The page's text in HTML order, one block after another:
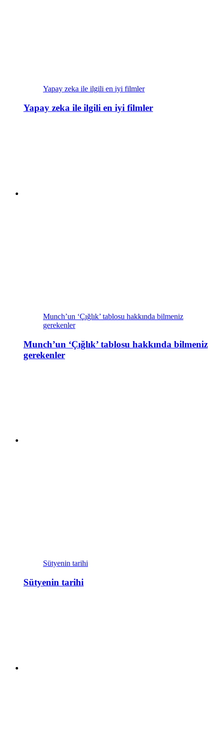
Yapay zeka ile ilgili en iyi filmler
Yapay zeka ile ilgili en iyi filmler
Munch’un ‘Çığlık’ tablosu hakkında bilmeniz
gerekenler
Munch’un ‘Çığlık’ tablosu hakkında bilmeniz
gerekenler
Sütyenin tarihi
Sütyenin tarihi